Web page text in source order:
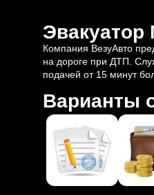
Эвакуатор
Компания ВезуАвто
на дороге при ДТП.
подачей от 15 минут
Варианты